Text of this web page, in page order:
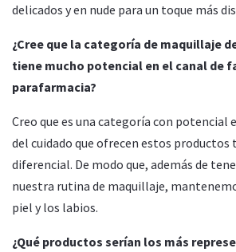
delicados y en nude para un toque más
¿Cree que la categoría de maquillaje
tiene mucho potencial en el canal de
parafarmacia?
Creo que es una categoría con potencial
del cuidado que ofrecen estos productos
diferencial. De modo que, además de
nuestra rutina de maquillaje,
piel y los labios.
¿Qué productos serían los más